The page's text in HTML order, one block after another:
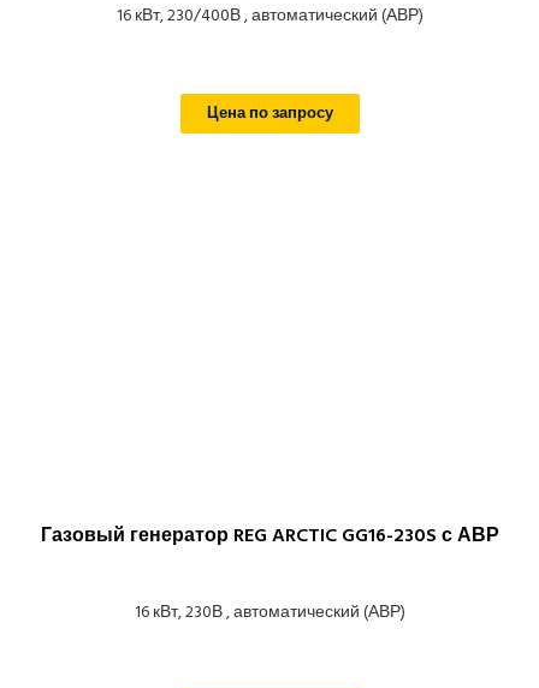
16 кВт, 230/400В , автоматический (АВР)
Цена по запросу
Газовый генератор REG ARCTIC GG16-230S с АВР
16 кВт, 230В , автоматический (АВР)